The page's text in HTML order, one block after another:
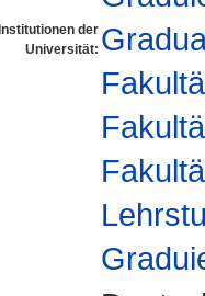
Institutionen der
Universität: